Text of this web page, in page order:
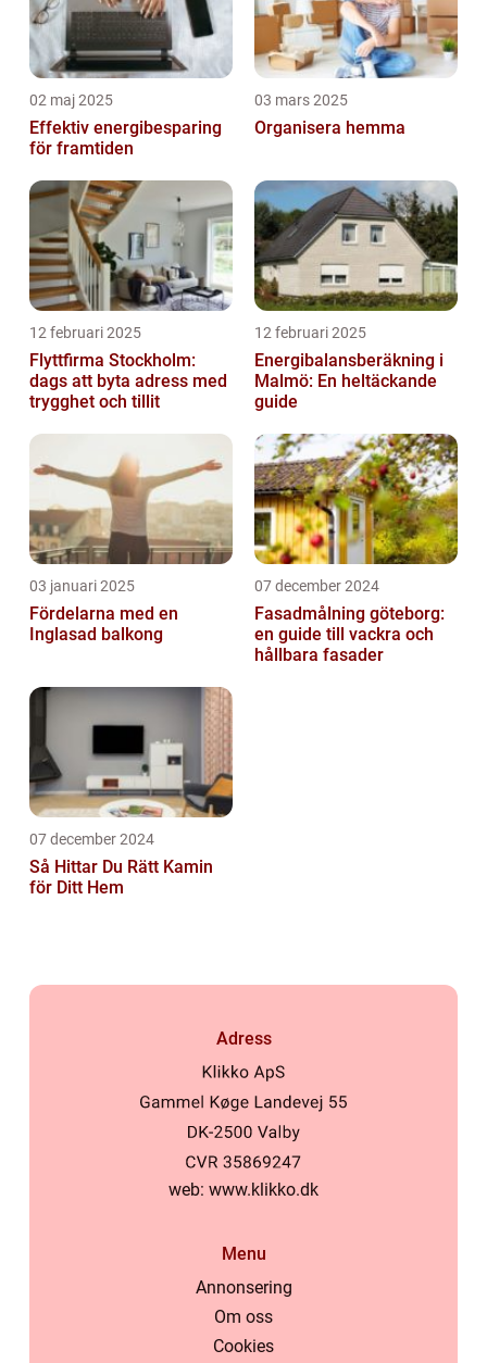
02 maj 2025
Effektiv energibesparing
för framtiden
03 mars 2025
Organisera hemma
12 februari 2025
Flyttfirma Stockholm:
dags att byta adress med
trygghet och tillit
12 februari 2025
Energibalansberäkning i
Malmö: En heltäckande
guide
03 januari 2025
Fördelarna med en
Inglasad balkong
07 december 2024
Fasadmålning göteborg:
en guide till vackra och
hållbara fasader
07 december 2024
Så Hittar Du Rätt Kamin
för Ditt Hem
Adress
web: www.klikko.dk
Menu
Annonsering
Om oss
Cookies